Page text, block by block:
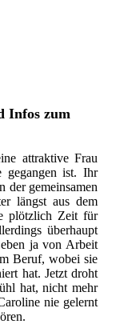
Infos zum
attraktive Frau
ist. Ihr
der gemeinsamen
längst aus dem
plötzlich Zeit für
überhaupt
ja von Arbeit
Beruf, wobei sie
hat. Jetzt droht
hat, nicht mehr
nie gelernt